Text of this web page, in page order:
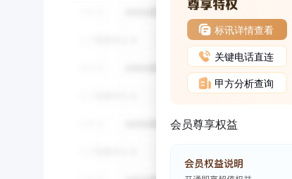
标讯详情查看
关键电话直连
甲方分析查询
会员尊享权益